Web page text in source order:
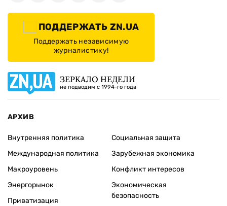
ПОДДЕРЖАТЬ ZN.UA
Поддержать независимую
журналистику!
ЗЕРКАЛО НЕДЕЛИ
не подводим с 1994-го года
АРХИВ
Внутренняя политика
Международная политика
Макроуровень
Энергорынок
Приватизация
Социальная защита
Зарубежная экономика
Конфликт интересов
Экономическая
безопасность